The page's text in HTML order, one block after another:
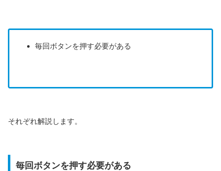
毎回ボタンを押す必要がある
それぞれ解説します。
毎回ボタンを押す必要がある